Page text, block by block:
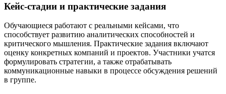
Кейс-стадии и практические задания
Обучающиеся работают с реальными кейсами, что
способствует развитию аналитических способностей и
критического мышления. Практические задания включают
оценку конкретных компаний и проектов. Участники учатся
формулировать стратегии, а также отрабатывать
коммуникационные навыки в процессе обсуждения решений
в группе.